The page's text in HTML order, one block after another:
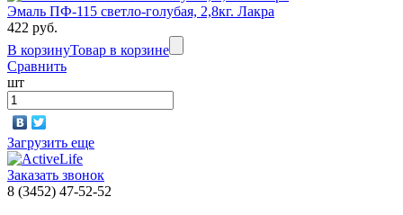
Эмаль ПФ-115 светло-голубая, 2,8кг. Лакра
422 руб.
В корзинуТовар в корзине
Сравнить
шт
Загрузить еще
Заказать звонок
8 (3452) 47-52-52